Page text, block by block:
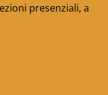
presenziali, a